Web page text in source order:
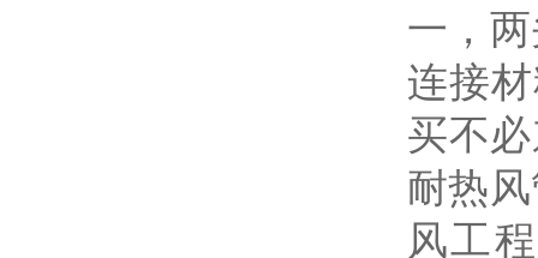
一，
连接
买不
耐热
风工